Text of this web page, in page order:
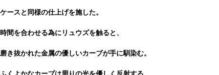
ケースと同様の仕上げを施した。
時間を合わせる為にリュウズを触ると、
磨き抜かれた金属の優しいカーブが手に馴染む。
ふくよかなカーブは周りの光を優しく反射する。